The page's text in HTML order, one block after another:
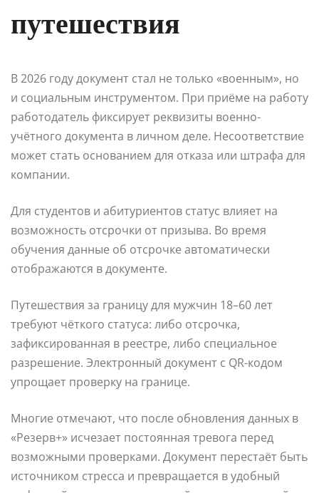
путешествия
В 2026 году документ стал не только «военным», но
и социальным инструментом. При приёме на работу
работодатель фиксирует реквизиты военно-
учётного документа в личном деле. Несоответствие
может стать основанием для отказа или штрафа для
компании.
Для студентов и абитуриентов статус влияет на
возможность отсрочки от призыва. Во время
обучения данные об отсрочке автоматически
отображаются в документе.
Путешествия за границу для мужчин 18–60 лет
требуют чёткого статуса: либо отсрочка,
зафиксированная в реестре, либо специальное
разрешение. Электронный документ с QR-кодом
упрощает проверку на границе.
Многие отмечают, что после обновления данных в
«Резерв+» исчезает постоянная тревога перед
возможными проверками. Документ перестаёт быть
источником стресса и превращается в удобный